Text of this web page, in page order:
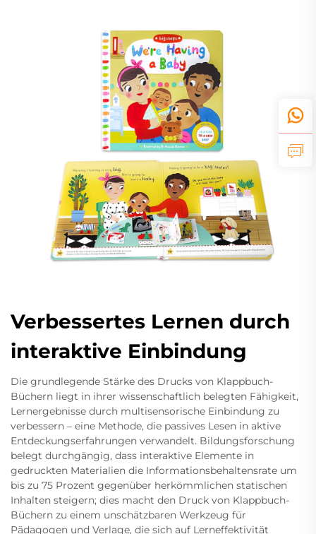
Verbessertes Lernen durch
interaktive Einbindung
Die grundlegende Stärke des Drucks von Klappbuch-
Büchern liegt in ihrer wissenschaftlich belegten Fähigkeit,
Lernergebnisse durch multisensorische Einbindung zu
verbessern – eine Methode, die passives Lesen in aktive
Entdeckungserfahrungen verwandelt. Bildungsforschung
belegt durchgängig, dass interaktive Elemente in
gedruckten Materialien die Informationsbehaltensrate um
bis zu 75 Prozent gegenüber herkömmlichen statischen
Inhalten steigern; dies macht den Druck von Klappbuch-
Büchern zu einem unschätzbaren Werkzeug für
Pädagogen und Verlage, die sich auf Lerneffektivität